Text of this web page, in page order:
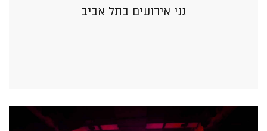
גני אירועים בתל אביב